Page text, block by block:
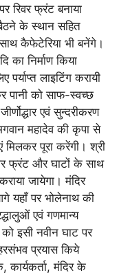
रिवर फ्रंट बनाया
के स्थान सहित
कैफेटेरिया भी बनेंगे।
का निर्माण किया
लाइटिंग करायी
पानी को साफ-स्वच्छ
एवं सुन्दरीकरण
महादेव की कृपा से
मिलकर पूरा करेंगी। श्री
फ्रंट और घाटों के साथ
कराया जायेगा। मंदिर
यहाँ पर भोलेनाथ की
एवं गणमान्य
इसी नवीन घाट पर
प्रयास किये
कार्यकर्ता, मंदिर के